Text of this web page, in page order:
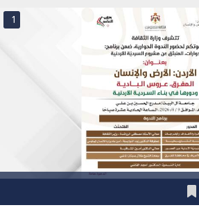
1